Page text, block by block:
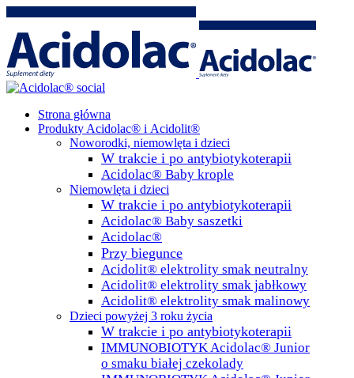
Strona główna
Produkty Acidolac® i Acidolit®
Noworodki, niemowlęta i dzieci
W trakcie i po antybiotykoterapii
Acidolac® Baby krople
Niemowlęta i dzieci
W trakcie i po antybiotykoterapii
Acidolac® Baby saszetki
Acidolac®
Przy biegunce
Acidolit® elektrolity smak neutralny
Acidolit® elektrolity smak jabłkowy
Acidolit® elektrolity smak malinowy
Dzieci powyżej 3 roku życia
W trakcie i po antybiotykoterapii
IMMUNOBIOTYK Acidolac® Junior
o smaku białej czekolady